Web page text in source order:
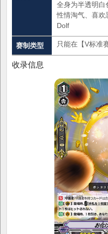
全身为半透明白
性情淘气、喜欢
Dolf
赛制类型 只能在【V标准
收录信息